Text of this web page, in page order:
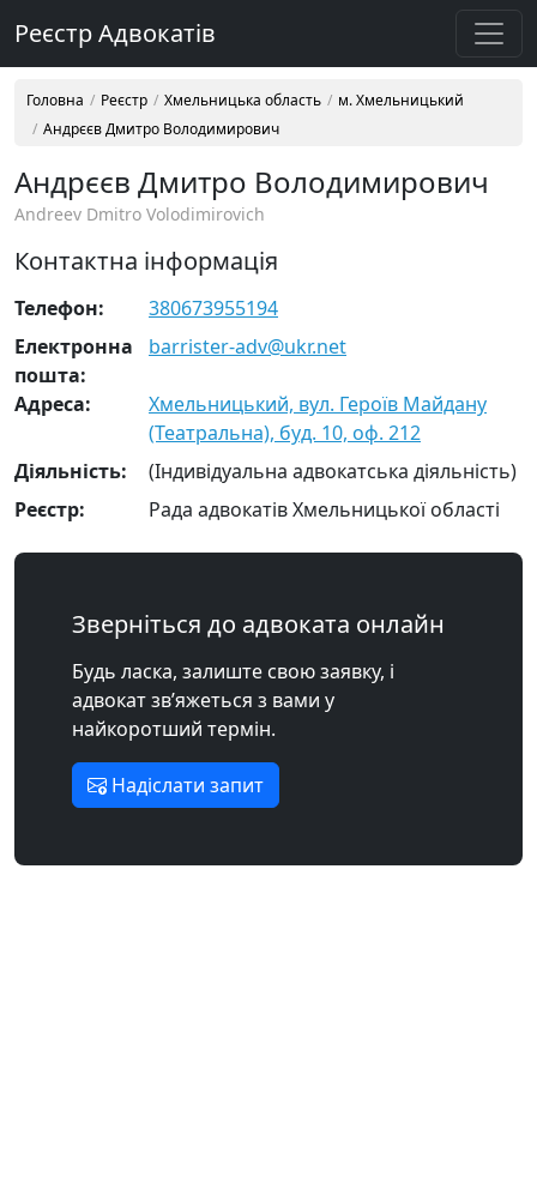
Реєстр Адвокатів
Головна Реєстр Хмельницька область
м. Хмельницький
Андрєєв Дмитро Володимирович
Андрєєв Дмитро Володимирович
Andreev Dmitro Volodimirovich
Контактна інформація
Телефон:
380673955194
Електронна
пошта:
barrister-adv@ukr.net
Адреса:
Хмельницький, вул. Героїв Майдану
(Театральна), буд. 10, оф. 212
Діяльність:
(Індивідуальна адвокатська діяльність)
Реєстр:
Рада адвокатів Хмельницької області
Зверніться до адвоката онлайн
Будь ласка, залиште свою заявку, і
адвокат зв’яжеться з вами у
найкоротший термін.
Надіслати запит